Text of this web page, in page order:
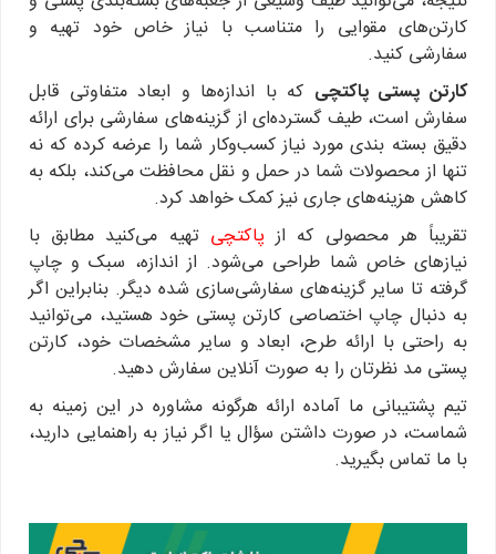
کارتن‌های مقوایی را متناسب با نیاز خاص خود تهیه و
سفارشی کنید.
کارتن پستی پاکتچی که با اندازه‌ها و ابعاد متفاوتی قابل
سفارش است، طیف گسترده‌ای از گزینه‌های سفارشی برای ارائه
دقیق بسته بندی مورد نیاز کسب‌وکار شما را عرضه کرده که نه
تنها از محصولات شما در حمل و نقل محافظت می‌کند، بلکه به
کاهش هزینه‌های جاری نیز کمک خواهد کرد.
تقریباً هر محصولی که ازپاکتچی تهیه می‌کنید مطابق با
نیازهای خاص شما طراحی می‌شود. از اندازه، سبک و چاپ
گرفته تا سایر گزینه‌های سفارشی‌سازی شده دیگر. بنابراین اگر
به دنبال چاپ اختصاصی کارتن پستی خود هستید، می‌توانید
به راحتی با ارائه طرح، ابعاد و سایر مشخصات خود، کارتن
پستی مد نظرتان را به صورت آنلاین سفارش دهید.
تیم پشتیبانی ما آماده ارائه هرگونه مشاوره در این زمینه به
شماست، در صورت داشتن سؤال یا اگر نیاز به راهنمایی دارید،
با ما تماس بگیرید.